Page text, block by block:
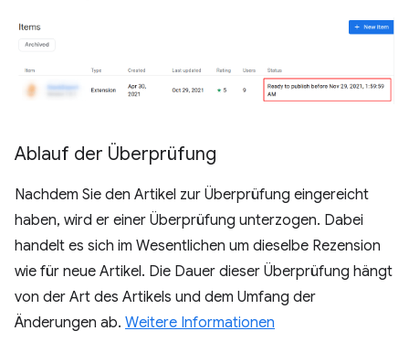
Ablauf der Überprüfung
Nachdem Sie den Artikel zur Überprüfung eingereicht
haben, wird er einer Überprüfung unterzogen. Dabei
handelt es sich im Wesentlichen um dieselbe Rezension
wie für neue Artikel. Die Dauer dieser Überprüfung hängt
von der Art des Artikels und dem Umfang der
Änderungen ab. Weitere Informationen